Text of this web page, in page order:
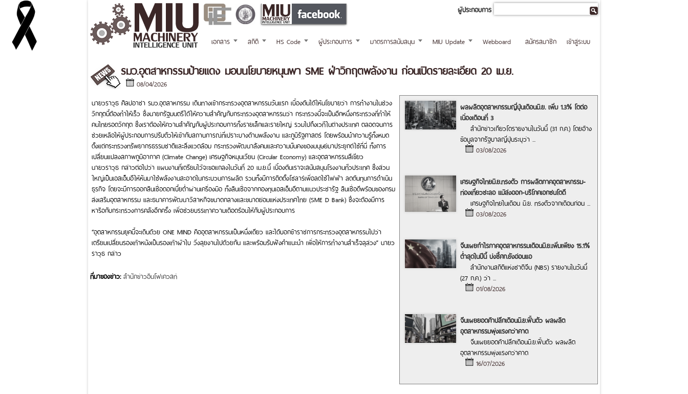
ผู้ประกอบการ
เอกสาร สถิติ HS Code ผู้ประกอบการ มาตรการสนับสนุน MIU Update Webboard เข้าสู่ระบบ
สมัครสมาชิก
รมว.อุตสาหกรรมป้ายแดง มอบนโยบายหนุนพา SME ฝ่าวิกฤตพลังงาน ก่อนเปิดรายละเอียด 20 เม.ย.
08/04/2026
นายวราวุธ ศิลปอาชา รมว.อุตสาหกรรม เดินทางเข้ากระทรวงอุตสาหกรรมวันแรก เบื้องต้นได้ให้นโยบายว่า การทำงานในช่วง
วิกฤตนี้ต้องทำให้เร็ว ซึ่งนายกรัฐมนตรีได้ให้ความสำคัญกับกระทรวงอุตสาหกรรมว่า กระทรวงนี้จะเป็นอีกหนึ่งกระทรวงที่ทำให้
คนไทยรอดวิกฤต ซึ่งเราต้องให้ความสำคัญกับผู้ประกอบการทั้งรายเล็กและรายใหญ่ รวมไปถึงเวทีในต่างประเทศ ตลอดจนการ
ช่วยเหลือให้ผู้ประกอบการปรับตัวให้เข้ากับสถานการณ์ที่เปราะบางด้านพลังงาน และภูมิรัฐศาสตร์ โดยพร้อมนำความรู้ทั้งหมด
ตั้งแต่กระทรวงทรัพยากรธรรมชาติและสิ่งแวดล้อม กระทรวงพัฒนาสังคมและความมั่นคงของมนุษย์มาประยุกต์ใช้ที่นี่ ทั้งการ
เปลี่ยนแปลงสภาพภูมิอากาศ (Climate Change) เศรษฐกิจหมุนเวียน (Circular Economy) และอุตสาหกรรมสีเขียว
นายวราวุธ กล่าวต่อไปว่า แผนงานที่เตรียมไว้จะขอแถลงในวันที่ 20 เม.ย.นี้ เบื้องต้นเราจะสนับสนุนโรงงานทั่วประเทศ ซึ่งส่วน
ใหญ่เป็นเอสเอ็มอีให้หันมาใช้พลังงานสะอาดในกระบวนการผลิต รวมทั้งมีการติดตั้งโซลาร์เพื่อลดใช้ไฟฟ้า ลดต้นทุนการดำเนิน
ธุรกิจ โดยจะมีการออกสินเชื่อดอกเบี้ยต่ำผ่านเครื่องมือ ทั้งสินเชื่อจากกองทุนเอสเอ็มอีตามแนวประชารัฐ สินเชื่อดีพร้อมของกรม
ส่งเสริมอุตสาหกรรม และธนาคารพัฒนาวิสาหกิจขนาดกลางและขนาดย่อมแห่งประเทศไทย (SME D Bank) ซึ่งจะต้องมีการ
หารือกับกระทรวงการคลังอีกครั้ง เพื่อช่วยบรรเทาความเดือดร้อนให้กับผู้ประกอบการ
“อุตสาหกรรมยุคนี้จะเดินด้วย ONE MIND คืออุตสาหกรรมเป็นหนึ่งเดียว และได้บอกข้าราชการกระทรวงอุตสาหกรรมไปว่า
เตรียมเปลี่ยนรองเท้าหนังเป็นรองเท้าผ้าใบ วิ่งลุยงานไปด้วยกัน และพร้อมรับฟังคำแนะนำ เพื่อให้การทำงานสำเร็จลุล่วง” นายว
ราวุธ กล่าว
ที่มาของข่าว: สำนักข่าวอินโฟเควสท์
ผลผลิตอุตสาหกรรมญี่ปุ่นเดือนมิ.ย. เพิ่ม 1.3% โตต่อ
เนื่องเดือนที่ 3
สำนักข่าวเกียวโดรายงานในวันนี้ (31 ก.ค.) โดยอ้าง
ข้อมูลจากรัฐบาลญี่ปุ่นระบุว่า ...
03/08/2026
เศรษฐกิจไทยมิ.ย.ทรงตัว การผลิตภาคอุตสาหกรรม-
ท่องเที่ยวชะลอ แม้ส่งออก-บริโภคเอกชนโตดี
เศรษฐกิจไทยในเดือน มิ.ย. ทรงตัวจากเดือนก่อน ...
03/08/2026
จีนเผยกำไรภาคอุตสาหกรรมเดือนมิ.ย.เพิ่มเพียง 15.1%
ต่ำสุดในปีนี้ บ่งชี้ศก.ยังอ่อนแอ
สำนักงานสถิติแห่งชาติจีน (NBS) รายงานในวันนี้
(27 ก.ค.) ว่า ...
01/08/2026
จีนเผยยอดค้าปลีกเดือนมิ.ย.ฟื้นตัว ผลผลิต
อุตสาหกรรมพุ่งแรงกว่าคาด
จีนเผยยอดค้าปลีกเดือนมิ.ย.ฟื้นตัว ผลผลิต
อุตสาหกรรมพุ่งแรงกว่าคาด
16/07/2026